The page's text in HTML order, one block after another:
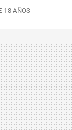
18 AÑOS